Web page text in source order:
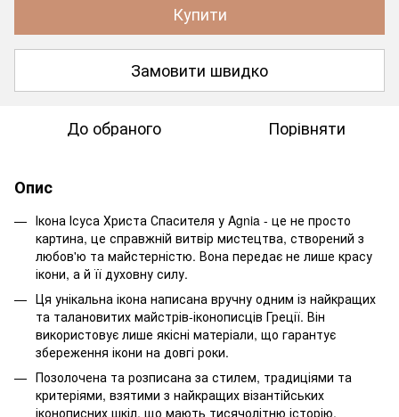
Купити
Замовити швидко
До обраного Порівняти
Опис
Ікона Ісуса Христа Спасителя у Agnia - це не просто
картина, це справжній витвір мистецтва, створений з
любов'ю та майстерністю. Вона передає не лише красу
ікони, а й її духовну силу.
Ця унікальна ікона написана вручну одним із найкращих
та талановитих майстрів-іконописців Греції. Він
використовує лише якісні матеріали, що гарантує
збереження ікони на довгі роки.
Позолочена та розписана за стилем, традиціями та
критеріями, взятими з найкращих візантійських
іконописних шкіл, що мають тисячолітню історію.